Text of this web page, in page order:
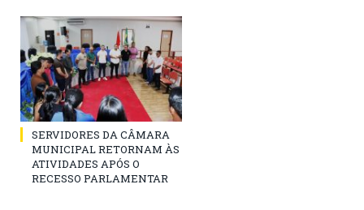
SERVIDORES DA CÂMARA
MUNICIPAL RETORNAM ÀS
ATIVIDADES APÓS O
RECESSO PARLAMENTAR